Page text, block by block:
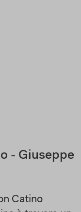
- Giuseppe
Catino